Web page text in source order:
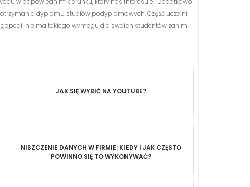
dyplomu studiów podyplomowych. Część uczelni
nie ma takiego wymogu dla swoich studentów zanim
JAK SIĘ WYBIĆ NA YOUTUBE?
NISZCZENIE DANYCH W FIRMIE: KIEDY I JAK CZĘSTO
POWINNO SIĘ TO WYKONYWAĆ?